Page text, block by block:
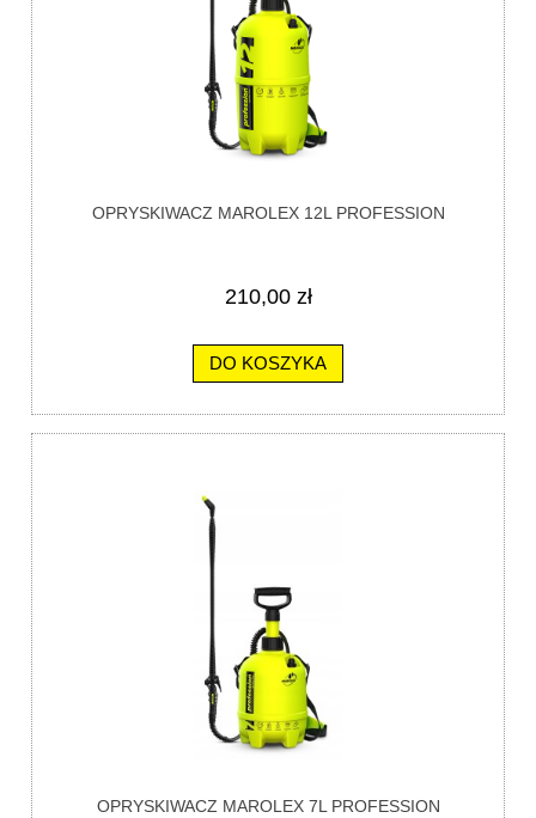
OPRYSKIWACZ MAROLEX 12L PROFESSION
210,00 zł
DO KOSZYKA
OPRYSKIWACZ MAROLEX 7L PROFESSION